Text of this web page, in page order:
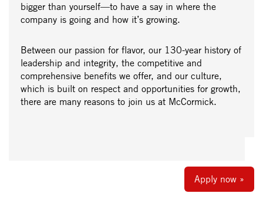
bigger than yourself—to have a say in where the
company is going and how it’s growing.
Between our passion for flavor, our 130-year history of
leadership and integrity, the competitive and
comprehensive benefits we offer, and our culture,
which is built on respect and opportunities for growth,
there are many reasons to join us at McCormick.
Apply now »